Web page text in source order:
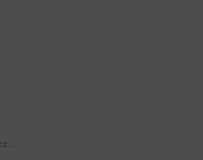
Wody toaletowe dla mężczyzn